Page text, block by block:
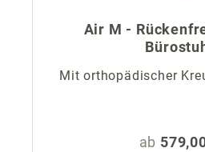
Air M -
Mit orthopädischer
ab